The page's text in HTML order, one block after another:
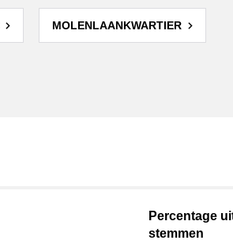
MOLENLAANKWARTIER
Percentage
stemmen